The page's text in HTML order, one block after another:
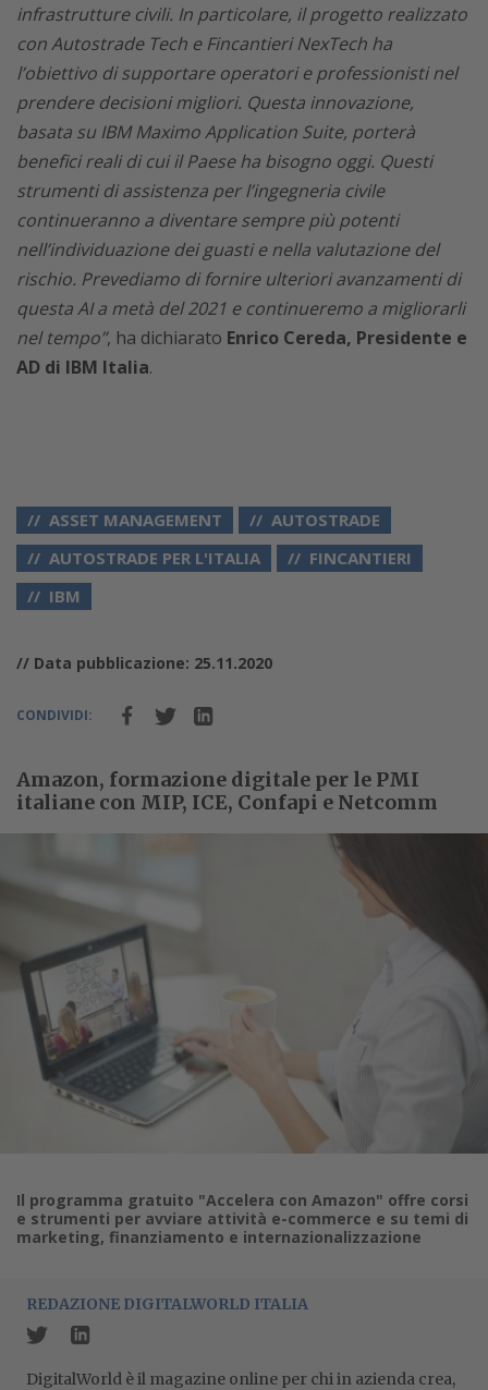
infrastrutture civili. In particolare, il progetto realizzato
con Autostrade Tech e Fincantieri NexTech ha
l’obiettivo di supportare operatori e professionisti nel
prendere decisioni migliori. Questa innovazione,
basata su IBM Maximo Application Suite, porterà
benefici reali di cui il Paese ha bisogno oggi. Questi
strumenti di assistenza per l’ingegneria civile
continueranno a diventare sempre più potenti
nell’individuazione dei guasti e nella valutazione del
rischio. Prevediamo di fornire ulteriori avanzamenti di
questa AI a metà del 2021 e continueremo a migliorarli
nel tempo”, ha dichiarato Enrico Cereda, Presidente e
AD di IBM Italia.
ASSET MANAGEMENT
AUTOSTRADE
AUTOSTRADE PER L'ITALIA
FINCANTIERI
IBM
// Data pubblicazione: 25.11.2020
CONDIVIDI:
Amazon, formazione digitale per le PMI
italiane con MIP, ICE, Confapi e Netcomm
Il programma gratuito "Accelera con Amazon" offre corsi
e strumenti per avviare attività e-commerce e su temi di
marketing, finanziamento e internazionalizzazione
REDAZIONE DIGITALWORLD ITALIA
DigitalWorld è il magazine online per chi in azienda crea,